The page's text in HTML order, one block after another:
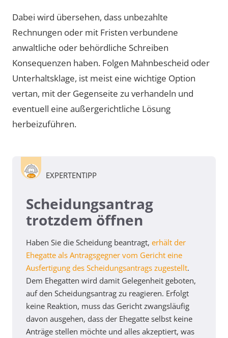
Dabei wird übersehen, dass unbezahlte
Rechnungen oder mit Fristen verbundene
anwaltliche oder behördliche Schreiben
Konsequenzen haben. Folgen Mahnbescheid oder
Unterhaltsklage, ist meist eine wichtige Option
vertan, mit der Gegenseite zu verhandeln und
eventuell eine außergerichtliche Lösung
herbeizuführen.
EXPERTENTIPP
Scheidungsantrag
trotzdem öffnen
Haben Sie die Scheidung beantragt, erhält der
Ehegatte als Antragsgegner vom Gericht eine
Ausfertigung des Scheidungsantrags zugestellt.
Dem Ehegatten wird damit Gelegenheit geboten,
auf den Scheidungsantrag zu reagieren. Erfolgt
keine Reaktion, muss das Gericht zwangsläufig
davon ausgehen, dass der Ehegatte selbst keine
Anträge stellen möchte und alles akzeptiert, was